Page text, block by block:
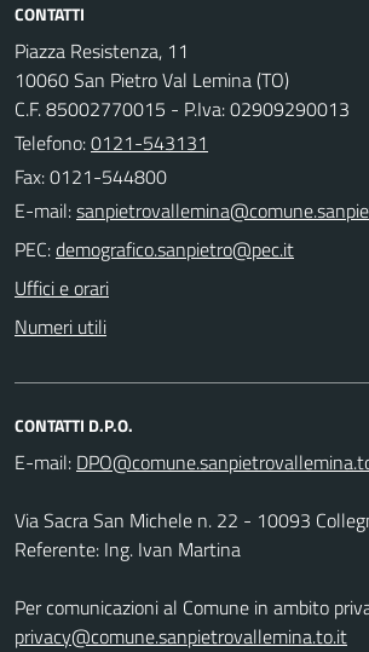
CONTATTI
Piazza Resistenza, 11
10060 San Pietro Val Lemina (TO)
C.F. 85002770015 - P.Iva: 02909290013
Telefono:0121-543131
Fax: 0121-544800
E-mail:
PEC:
Uffici e orari
Numeri utili
CONTATTI D.P.O.
E-mail:
Via Sacra San Michele n. 22 - 10093
Referente: Ing. Ivan Martina
Per comunicazioni al Comune in ambito
privacy@comune.sanpietrovallemina.to.it